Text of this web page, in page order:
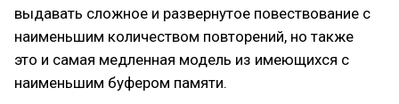
выдавать сложное и развернутое повествование с
наименьшим количеством повторений, но также
это и самая медленная модель из имеющихся с
наименьшим буфером памяти.